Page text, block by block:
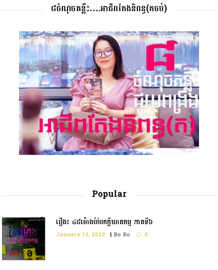
៨ចំណុចគន្លឹះ….អាជីពតែងនិពន្ធ(តចប់)
Popular
រឿង៖ ៤៨ម៉ោងបំបែកក្តីឃាតកម្ម ភាគទី៦
January 13, 2022 | Bo Bo 0